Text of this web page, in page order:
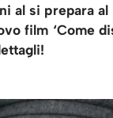
al si prepara
film ‘Come